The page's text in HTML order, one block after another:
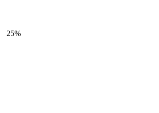
25%